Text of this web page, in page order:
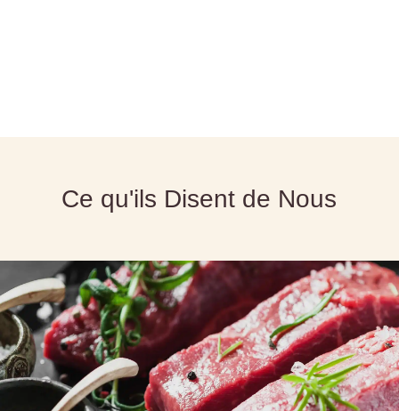
Ce qu'ils Disent de Nous